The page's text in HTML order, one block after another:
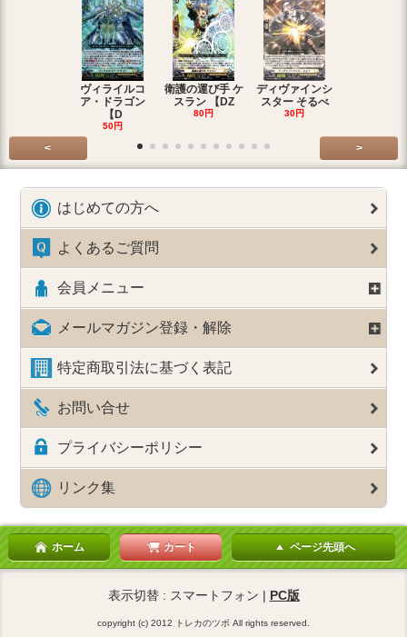
ヴィライルコ
ア・ドラゴン
【D
50円
衛護の運び手 ケ
スラン 【DZ
80円
ディヴァインシ
スター そるべ
30円
< >
はじめての方へ
よくあるご質問
会員メニュー
メールマガジン登録・解除
特定商取引法に基づく表記
お問い合せ
プライバシーポリシー
リンク集
ホーム カート ページ先頭へ
表示切替 : スマートフォン | PC版
copyright (c) 2012 トレカのツボ All rights reserved.